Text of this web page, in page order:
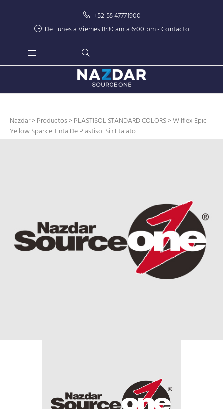
+52 55 47771900
De Lunes a Viernes 8:30 am a 6:00 pm -Contacto
Nazdar>Productos>PLASTISOL STANDARD COLORS> Wilflex Epic
Yellow Sparkle Tinta De Plastisol Sin Ftalato